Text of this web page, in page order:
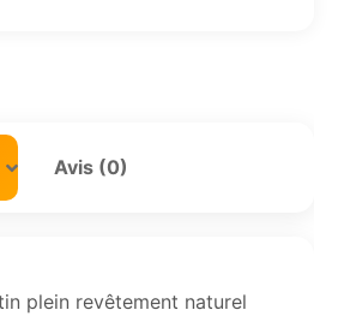
Avis (0)
plein revêtement naturel